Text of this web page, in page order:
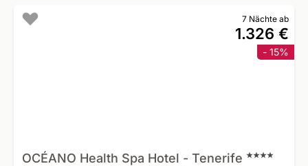
7 Nächte ab
1.326 €
- 15%
OCÉANO Health Spa Hotel - Tenerife